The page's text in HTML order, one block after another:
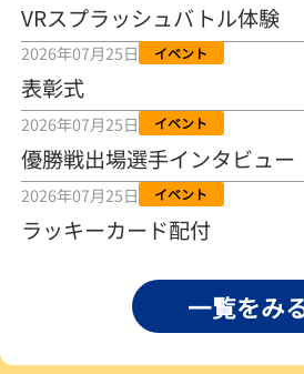
【とこなめボート ルーキーシリーズ第15
ュルーキーが初Vで恩返しを
2026年08月03日
【とこなめボート】ういちの「好配招き
戦～自分の収支状況も想定してこそ〝本物
ス
2026年08月03日
【ボートレース】荒木颯斗が地元唯一の優
Ｖ狙う「自分の好きな感じになっている」
【ボートレース】訓練中の大けが乗り越え
が初Ｖ王手「１枠なら負けないと思いま
2026年08月03日
VRスプラッシュバトル体験
2026年07月25日 イベント
表彰式
2026年07月25日 イベント
優勝戦出場選手インタビュー
2026年07月25日 イベント
ラッキーカード配付
一覧をみ